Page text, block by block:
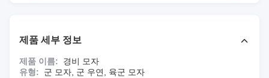
제품 세부 정보
제품 이름:
경비 모자
유형:
군 모자, 군 우연, 육군 모자